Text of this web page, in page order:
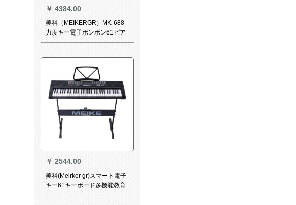
￥ 4384.00
美科（MEIKERGR）MK-688
力度キー電子ボンボン61ピア
ノキーボード大人子供供初学
+Z型琴架+琴包+琴包+琴包+琴
包+琴腰掛
￥ 2544.00
美科(Meirker gr)スマート電子
キー61キーボード多機能教育
49キーボード子供大人の初心